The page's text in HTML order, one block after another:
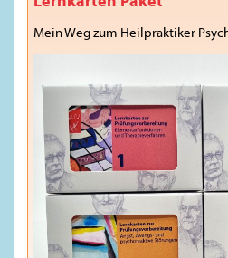
Mein Weg zum Heilpraktiker